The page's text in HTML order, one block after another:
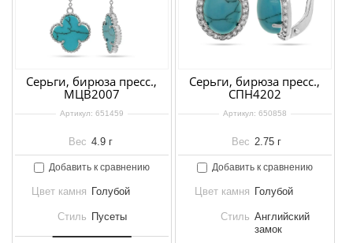
Серьги, бирюза пресс.,
МЦВ2007
Артикул: 651459
Вес 4.9 г
Добавить к сравнению
Цвет камня Голубой
Стиль Пусеты
Серьги, бирюза пресс.,
СПН4202
Артикул: 650858
Вес 2.75 г
Добавить к сравнению
Цвет камня Голубой
Стиль Английский
замок